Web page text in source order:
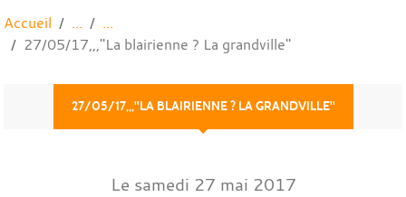
Accueil
27/05/17,,,"La blairienne ? La grandville"
27/05/17,,,"LA BLAIRIENNE ? LA GRANDVILLE"
Le samedi 27 mai 2017